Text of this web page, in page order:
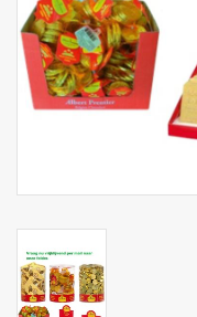
Kassarollen
Cleaning-producten
Verpakking